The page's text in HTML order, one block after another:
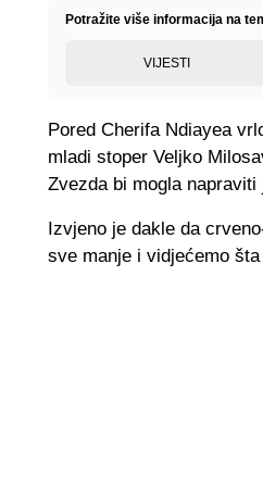
Potražite više informacija na
VIJESTI
Pored Cherifa Ndiayea
mladi stoper Veljko
Zvezda bi mogla
Izvjeno je dakle da
sve manje i vidjećemo